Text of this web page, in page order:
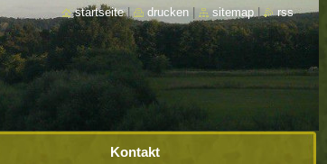
Kontakt
startseite | drucken sitemap | rss